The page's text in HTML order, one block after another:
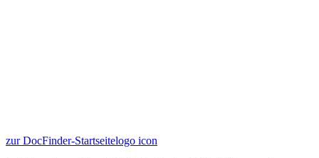
zur DocFinder-Startseitelogo icon